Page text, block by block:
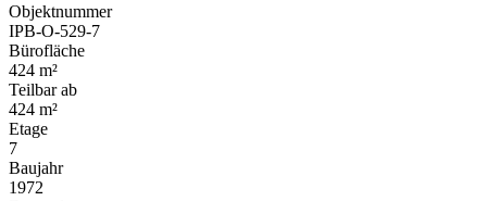
Objektnummer
IPB-O-529-7
Bürofläche
424 m²
Teilbar ab
424 m²
Etage
7
Baujahr
1972